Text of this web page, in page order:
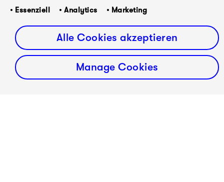
wiederholen!
ZURÜCK
Mit
VORWÄRTS
• Essenziell • Analytics • Marketing
Alle Cookies akzeptieren
Manage Cookies